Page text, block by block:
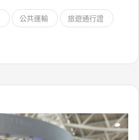
公共運輸 旅遊通行證